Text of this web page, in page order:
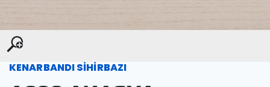
KENARBANDI SİHİRBAZI